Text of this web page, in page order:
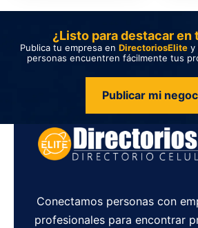
¿Listo para destacar en
Publica tu empresa en DirectoriosElite y
personas encuentren fácilmente tus
Publicar mi
Conectamos personas con
profesionales para encontrar